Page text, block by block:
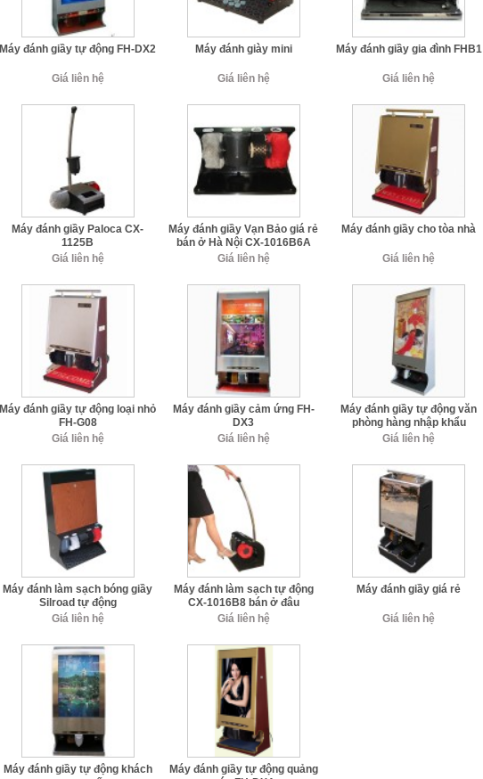
Máy đánh giầy tự động FH-DX2
Giá liên hệ
Máy đánh giày mini
Giá liên hệ
Máy đánh giầy gia đình FHB1
Giá liên hệ
Máy đánh giầy Paloca CX-
1125B
Giá liên hệ
Máy đánh giầy Vạn Bảo giá rẻ
bán ở Hà Nội CX-1016B6A
Giá liên hệ
Máy đánh giầy cho tòa nhà
Giá liên hệ
Máy đánh giầy tự động loại nhỏ
FH-G08
Giá liên hệ
Máy đánh giầy cảm ứng FH-
DX3
Giá liên hệ
Máy đánh giầy tự động văn
phòng hàng nhập khẩu
Giá liên hệ
Máy đánh làm sạch bóng giầy
Silroad tự động
Giá liên hệ
Máy đánh làm sạch tự động
CX-1016B8 bán ở đâu
Giá liên hệ
Máy đánh giầy giá rẻ
Giá liên hệ
Máy đánh giầy tự động khách
Máy đánh giầy tự động quảng